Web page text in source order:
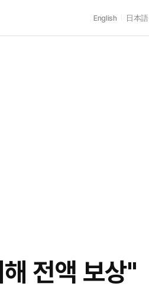
English 日本語
전액 보상"